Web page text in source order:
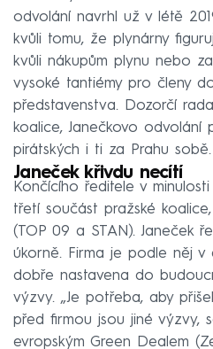
odvolání navrhl už v létě
kvůli tomu, že plynárny
kvůli nákupům plynu nebo
vysoké tantiémy pro členy
představenstva. Dozorčí
koalice, Janečkovo odvolání
pirátských i ti za Prahu sobě.
Janeček křivdu necítí
Končícího ředitele v
třetí součást pražské
(TOP 09 a STAN). Janeček
úkorně. Firma je podle něj v
dobře nastavena do
výzvy. „Je potřeba, aby
před firmou jsou jiné výzvy,
evropským Green Dealem